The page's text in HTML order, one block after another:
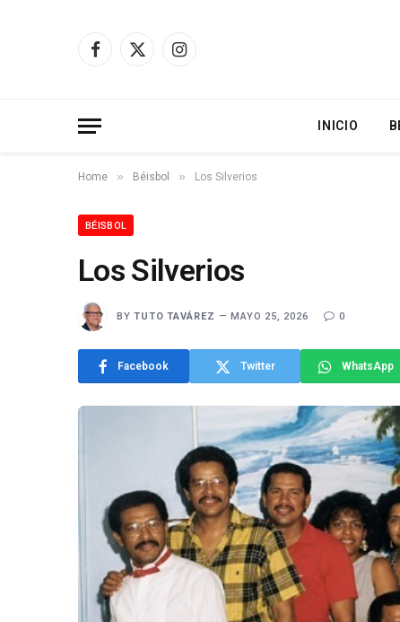
Facebook
X
Instagram
INICIO
Home » Béisbol » Los Silverios
BÉISBOL
Los Silverios
BY TUTO TAVÁREZ MAYO 25, 2026 0
Facebook Twitter WhatsApp